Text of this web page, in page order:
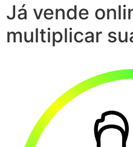
Já vende
multiplicar